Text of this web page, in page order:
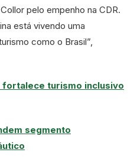
pelo empenho na CDR.
está vivendo uma
como o Brasil”,
fortalece turismo inclusivo
segmento